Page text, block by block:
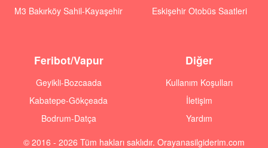
M3 Bakırköy Sahil-Kayaşehir
Eskişehir Otobüs Saatleri
Feribot/Vapur
Geyikli-Bozcaada
Kabatepe-Gökçeada
Bodrum-Datça
Diğer
Kullanım Koşulları
İletişim
Yardım
© 2016 - 2026 Tüm hakları saklıdır. Orayanasilgiderim.com